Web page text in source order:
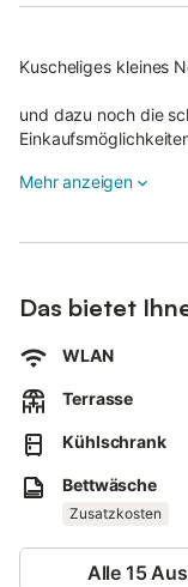
Kuscheliges kleines
und dazu noch die
Möglichkeit, seine bessere Hälfte während der Reha zu
nicht im
Mehr anzeigen
Das bietet
WLAN
Terrasse
Kühlschrank
Bettwäsche
Zusatzkosten
Alle 15